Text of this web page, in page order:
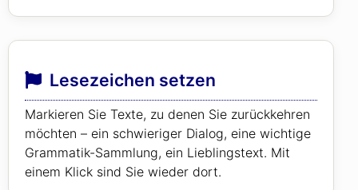
Lesezeichen setzen
Markieren Sie Texte, zu denen Sie zurückkehren
möchten – ein schwieriger Dialog, eine wichtige
Grammatik-Sammlung, ein Lieblingstext. Mit
einem Klick sind Sie wieder dort.